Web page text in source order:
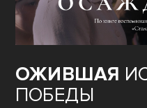
ОЖИВШАЯ
ПОБЕДЫ